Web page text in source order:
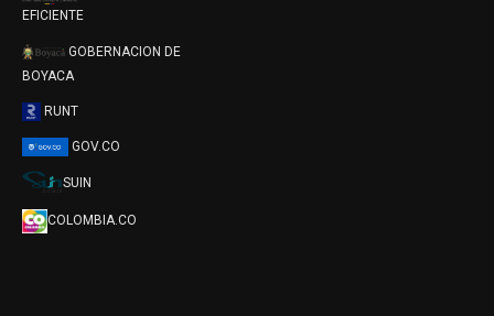
EFICIENTE
GOBERNACION DE
BOYACA
RUNT
GOV.CO
SUIN
COLOMBIA.CO